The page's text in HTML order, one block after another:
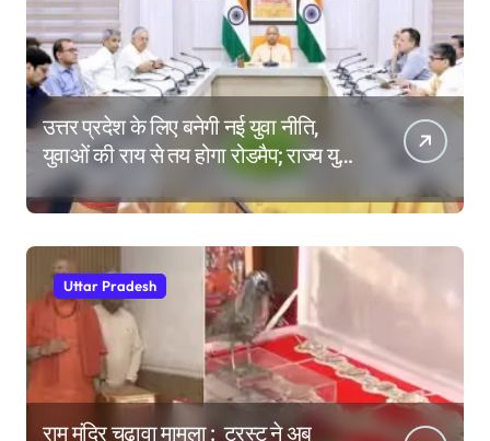
उत्तर प्रदेश के लिए बनेगी नई युवा नीति,
युवाओं की राय से तय होगा रोडमैप; राज्य युवा
आयोग के गठन पर भी मंथन
Uttar Pradesh
राम मंदिर चढ़ावा मामला : ट्रस्ट ने अब